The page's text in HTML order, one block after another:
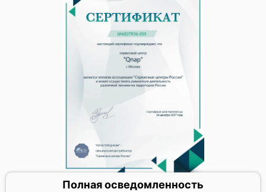
Полная осведомленность